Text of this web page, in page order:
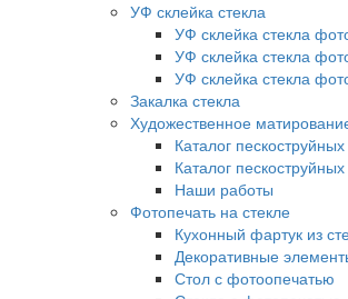
УФ склейка стекла
УФ склейка стекла
УФ склейка стекла
УФ склейка стекла
Закалка стекла
Художественное
Каталог
Каталог
Наши работы
Фотопечать на стекле
Кухонный фартук из
Декоративные
Стол с фотоопечатью